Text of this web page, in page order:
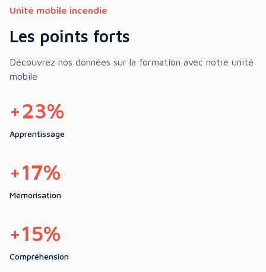
Unité mobile incendie
Les points forts
Découvrez nos données sur la formation avec notre unité
mobile
+23%
Apprentissage
+17%
Mémorisation
+15%
Compréhension